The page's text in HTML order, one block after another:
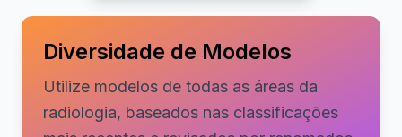
Diversidade de Modelos
Utilize modelos de todas as áreas da
radiologia, baseados nas classificações